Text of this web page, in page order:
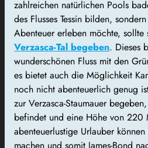
zahlreichen natürlichen Pools
des Flusses Tessin bilden,
Abenteuer erleben möchte, sollte
Verzasca-Tal begeben. Dieses
wunderschönen Fluss mit den
es bietet auch die Möglichkeit
noch nicht abenteuerlich genug
zur Verzasca-Staumauer
befindet und eine Höhe von 220
abenteuerlustige Urlauber können
machen und somit James-Bond